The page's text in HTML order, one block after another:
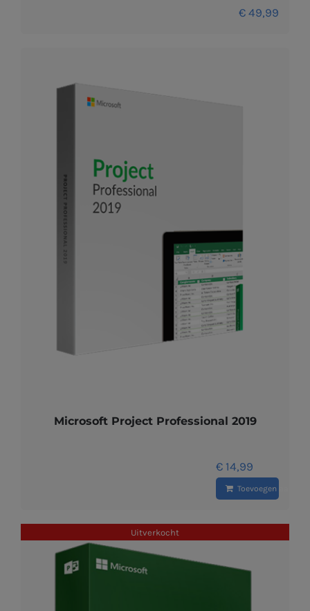
€ 49,99
Microsoft Project Professional 2019
€ 14,99
Toevoegen aan
Uitverkocht